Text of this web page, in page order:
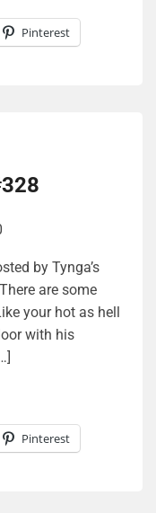
Pinterest
by Tynga’s
are some
your hot as hell
with his
Pinterest